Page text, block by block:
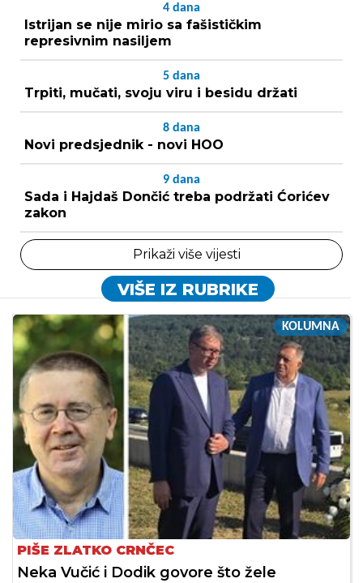
4 dana
Istrijan se nije mirio sa fašističkim
represivnim nasiljem
5 dana
Trpiti, mučati, svoju viru i besidu držati
8 dana
Novi predsjednik - novi HOO
9 dana
Sada i Hajdaš Dončić treba podržati Ćorićev
zakon
Prikaži više vijesti
VIŠE IZ RUBRIKE
KOLUMNA
PIŠE ZLATKO CRNČEC
Neka Vučić i Dodik govore što žele